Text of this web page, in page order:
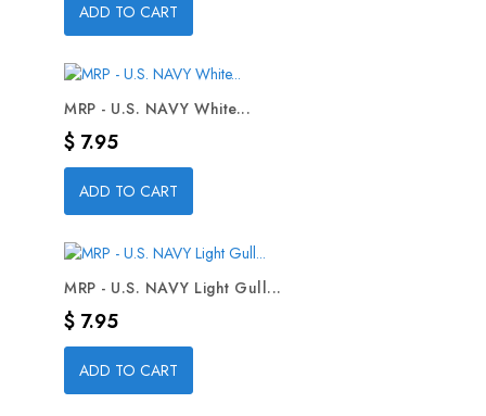
ADD TO CART
MRP - U.S. NAVY White...
Precio
$ 7.95
ADD TO CART
MRP - U.S. NAVY Light Gull...
Precio
$ 7.95
ADD TO CART